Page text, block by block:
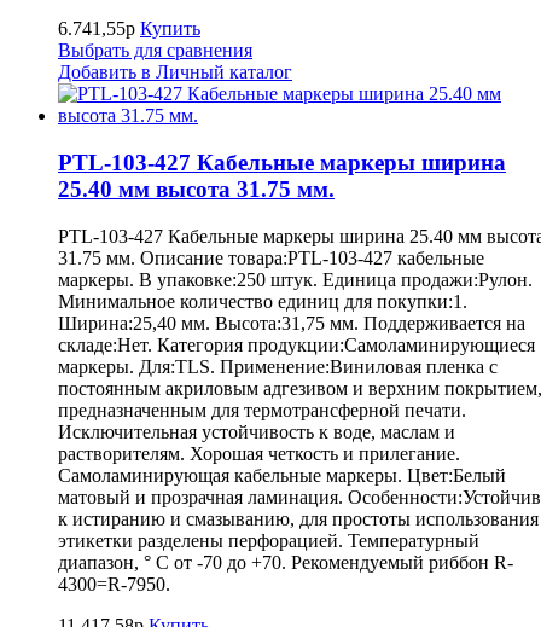
6.741,55р Купить
Выбрать для сравнения
Добавить в Личный каталог
PTL-103-427 Кабельные маркеры ширина
25.40 мм высота 31.75 мм.
PTL-103-427 Кабельные маркеры ширина 25.40 мм
31.75 мм. Описание товара:PTL-103-427 кабельные
маркеры. В упаковке:250 штук. Единица продажи:Рулон.
Минимальное количество единиц для покупки:1.
Ширина:25,40 мм. Высота:31,75 мм. Поддерживается на
складе:Нет. Категория продукции:Самоламинирующиеся
маркеры. Для:TLS. Применение:Виниловая пленка с
постоянным акриловым адгезивом и верхним покрытием,
предназначенным для термотрансферной печати.
Исключительная устойчивость к воде, маслам и
растворителям. Хорошая четкость и прилегание.
Самоламинирующая кабельные маркеры. Цвет:Белый
матовый и прозрачная ламинация. Особенности:Устойчив
к истиранию и смазыванию, для простоты использования
этикетки разделены перфорацией. Температурный
диапазон, ° С от -70 до +70. Рекомендуемый риббон R-
4300=R-7950.